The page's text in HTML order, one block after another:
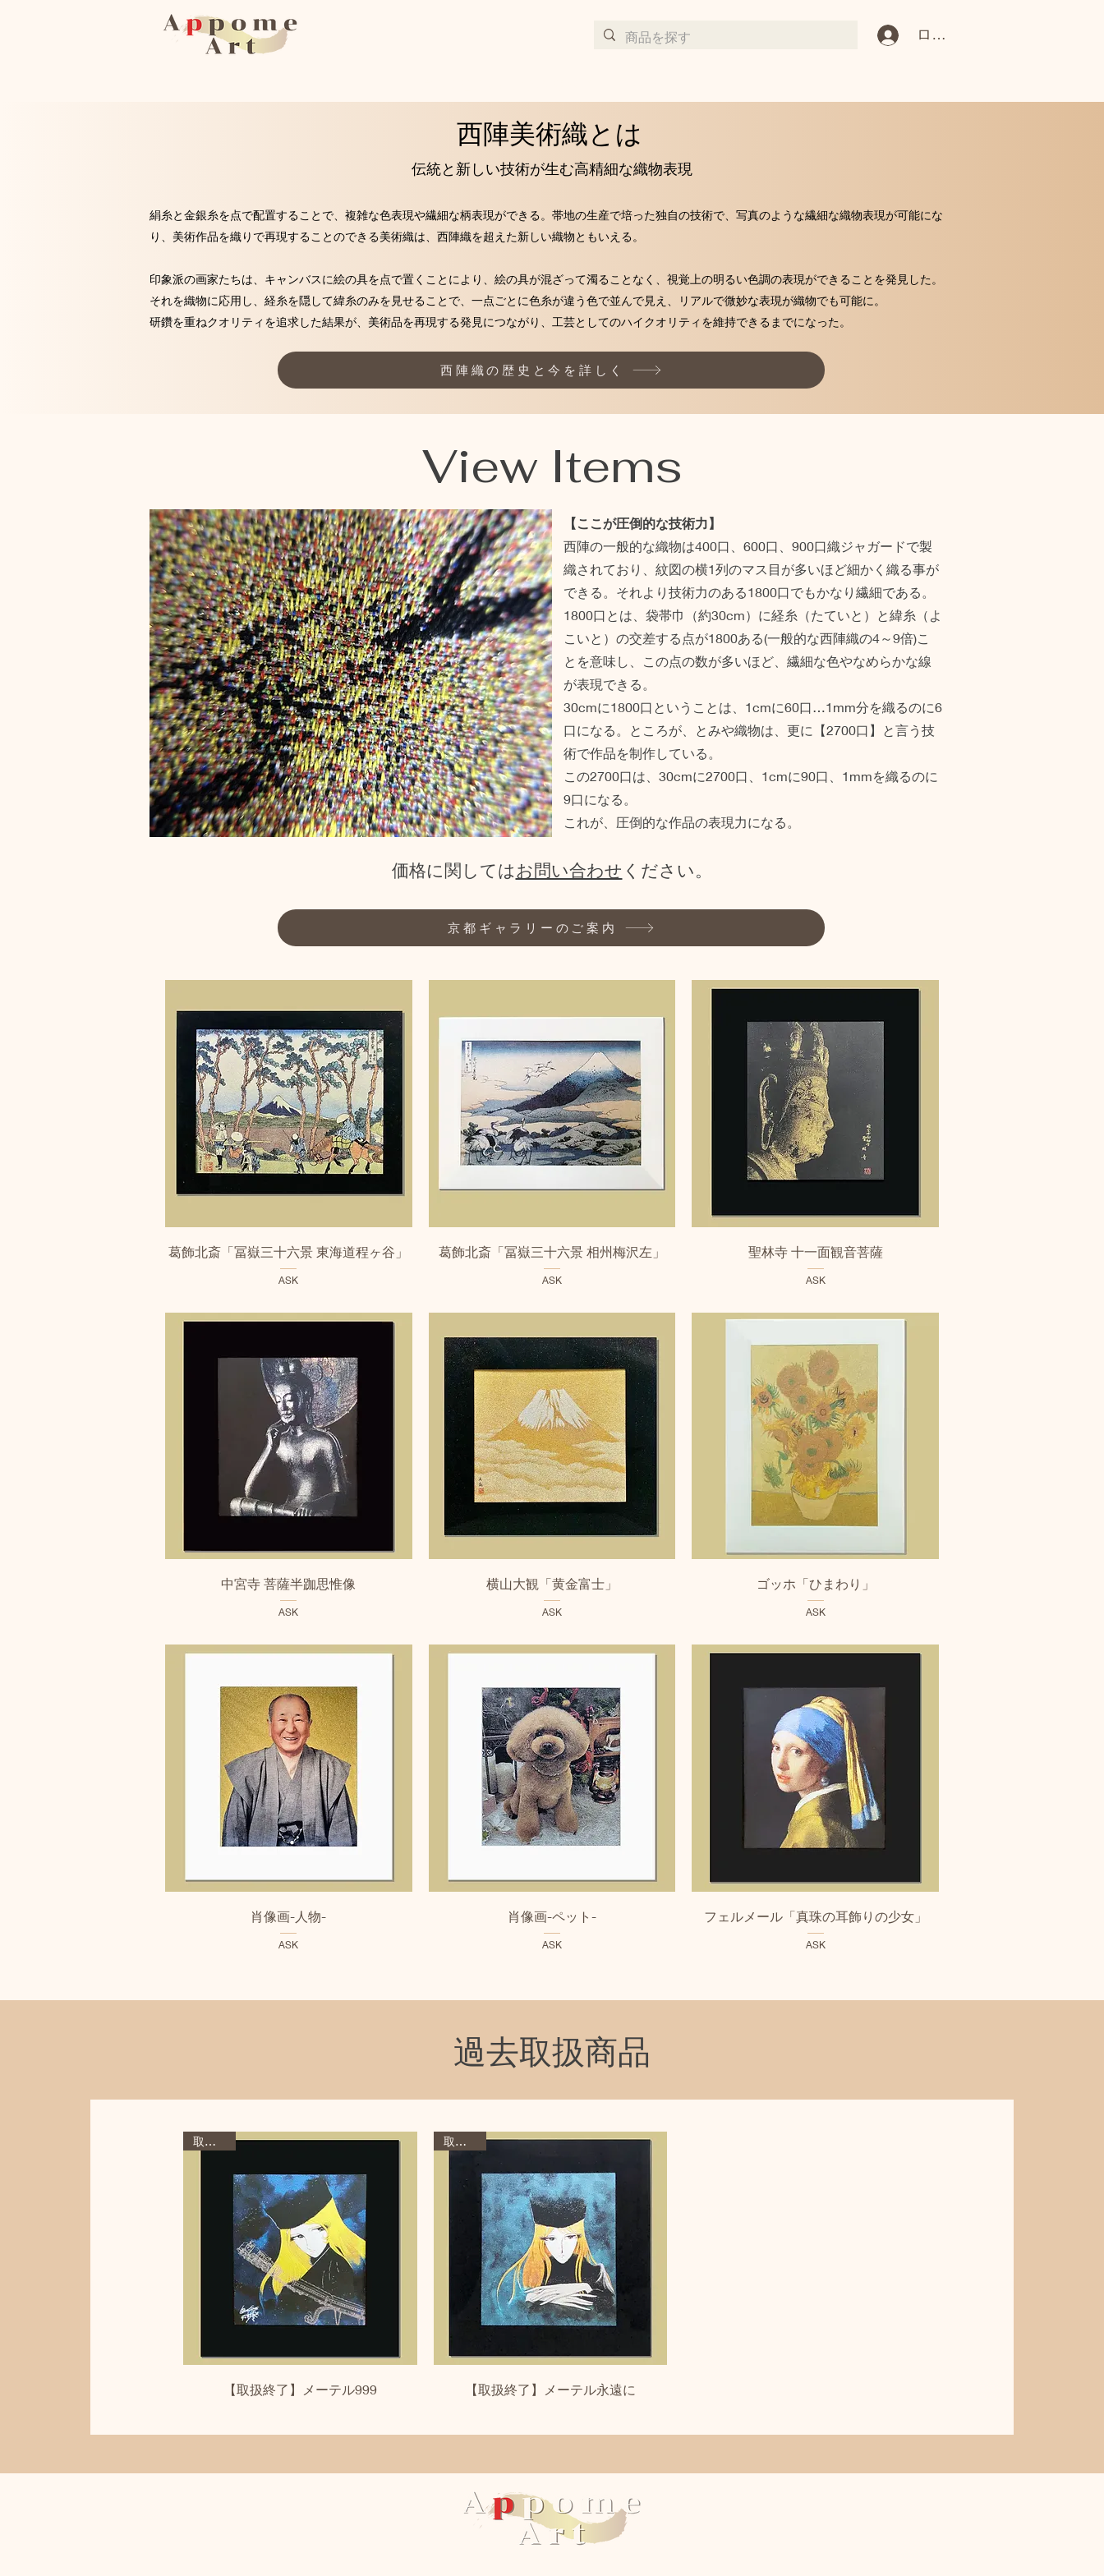
ログイン
西陣美術織とは
伝統と新しい技術が生む高精細な織物表現
絹糸と金銀糸を点で配置することで、複雑な色表現や繊細な柄表現ができる。帯地の生産で培った独自の技術で、写真のような繊細な織物表現が可能にな
り、美術作品を織りで再現することのできる美術織は、西陣織を超えた新しい織物ともいえる。
印象派の画家たちは、キャンバスに絵の具を点で置くことにより、絵の具が混ざって濁ることなく、視覚上の明るい色調の表現ができることを発見した。
それを織物に応用し、経糸を隠して緯糸のみを見せることで、一点ごとに色糸が違う色で並んで見え、リアルで微妙な表現が織物でも可能に。
研鑽を重ねクオリティを追求した結果が、美術品を再現する発見につながり、工芸としてのハイクオリティを維持できるまでになった。
西陣織の歴史と今を詳しく
View Items
【ここが圧倒的な技術力】
西陣の一般的な織物は400口、600口、900口織ジャガードで製
織されており、紋図の横1列のマス目が多いほど細かく織る事が
できる。それより技術力のある1800口でもかなり繊細である。
1800口とは、袋帯巾（約30cm）に経糸（たていと）と緯糸（よ
こいと）の交差する点が1800ある(一般的な西陣織の4～9倍)こ
とを意味し、この点の数が多いほど、繊細な色やなめらかな線
が表現できる。
30cmに1800口ということは、1cmに60口…1mm分を織るのに6
口になる。ところが、とみや織物は、更に【2700口】と言う技
術で作品を制作している。
この2700口は、30cmに2700口、1cmに90口、1mmを織るのに
9口になる。
これが、圧倒的な作品の表現力になる。
価格に関してはお問い合わせ ください。
京都ギャラリーのご案内
クイックビュー
葛飾北斎「冨嶽三十六景 東海道程ヶ谷」
ASK
クイックビュー
葛飾北斎「冨嶽三十六景 相州梅沢左」
ASK
クイックビュー
聖林寺 十一面観音菩薩
ASK
クイックビュー
中宮寺 菩薩半跏思惟像
ASK
クイックビュー
横山大観「黄金富士」
ASK
クイックビュー
ゴッホ「ひまわり」
ASK
クイックビュー
肖像画-人物-
ASK
クイックビュー
肖像画-ペット-
ASK
クイックビュー
フェルメール「真珠の耳飾りの少女」
ASK
過去取扱商品
クイックビュー
取扱終了
【取扱終了】メーテル999 クイックビュー
取扱終了
【取扱終了】メーテル永遠に